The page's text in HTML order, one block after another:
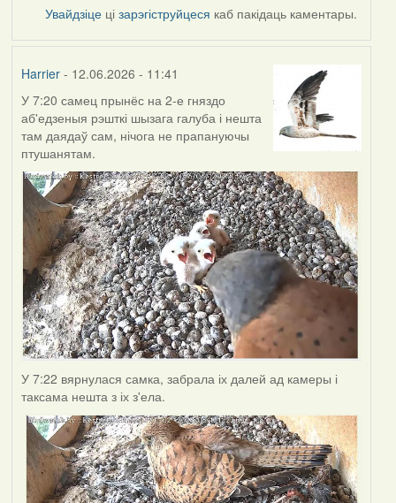
Увайдзіце цізарэгіструйцеся каб пакідаць каментары.
Harrier- 12.06.2026 - 11:41
У 7:20 самец прынёс на 2-е гняздо
аб'едзеныя рэшткі шызага галуба і нешта
там даядаў сам, нічога не прапануючы
птушанятам.
У 7:22 вярнулася самка, забрала іх далей ад камеры і
таксама нешта з іх з'ела.